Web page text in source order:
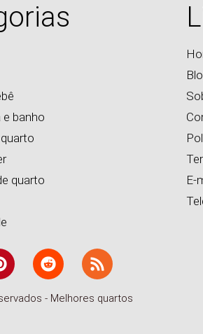
e banho
quarto
E-
- Melhores quartos